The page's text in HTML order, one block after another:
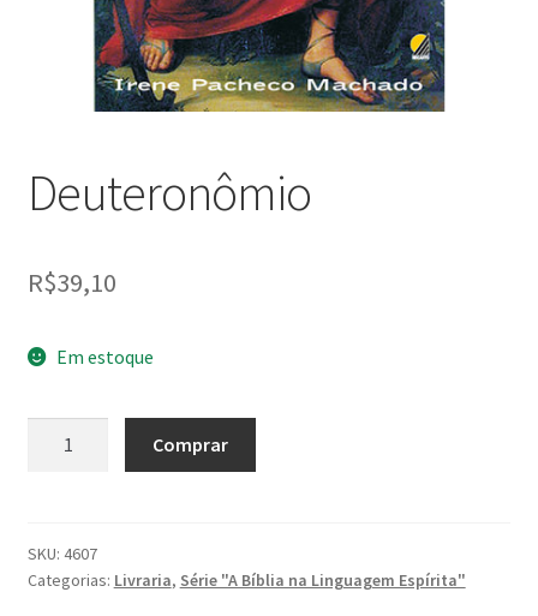
Peças novas
Política de privacidade
Deuteronômio
R$39,10
Em estoque
Comprar
SKU: 4607
Categorias: Livraria, Série "A Bíblia na Linguagem Espírita"